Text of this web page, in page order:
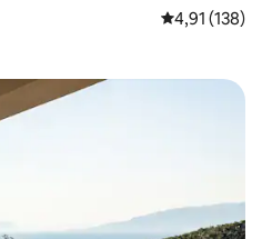
Gemiddelde
4,91 (138)